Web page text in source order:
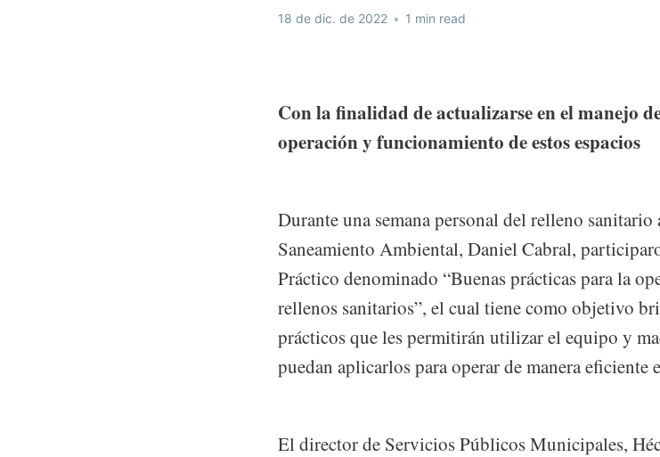
18 de dic. de 2022 • 1 min read
Con la finalidad de actualizarse en el manejo
operación y funcionamiento de estos espacios
Durante una semana personal del relleno
Saneamiento Ambiental, Daniel Cabral,
Práctico denominado “Buenas prácticas para la
rellenos sanitarios”, el cual tiene como objetivo
prácticos que les permitirán utilizar el equipo y
puedan aplicarlos para operar de manera eficiente
El director de Servicios Públicos Municipales,